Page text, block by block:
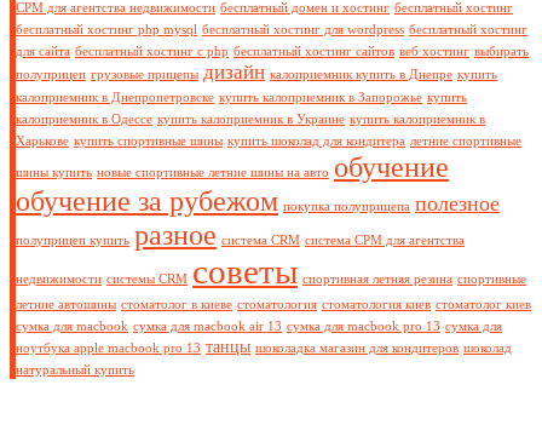
СРМ для агентства недвижимости бесплатный домен и хостинг бесплатный хостинг
бесплатный хостинг php mysql бесплатный хостинг для wordpress бесплатный хостинг
для сайта бесплатный хостинг с php бесплатный хостинг сайтов веб хостинг выбирать
полуприцеп грузовые прицепы дизайн калоприемник купить в Днепре купить
калоприемник в Днепропетровске купить калоприемник в Запорожье купить
калоприемник в Одессе купить калоприемник в Украине купить калоприемник в
Харькове купить спортивные шины купить шоколад для кондитера летние спортивные
шины купить новые спортивные летние шины на авто обучение
обучение за рубежом покупка полуприцепа полезное
полуприцеп купить разное система CRM система СРМ для агентства
недвижимости системы CRM советы спортивная летняя резина спортивные
летние автошины стоматолог в киеве стоматология стоматология киев стоматолог киев
сумка для macbook сумка для macbook air 13 сумка для macbook pro 13 сумка для
ноутбука apple macbook pro 13 танцы шоколадка магазин для кондитеров шоколад
натуральный купить